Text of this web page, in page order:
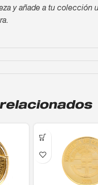
y añade a tu colección